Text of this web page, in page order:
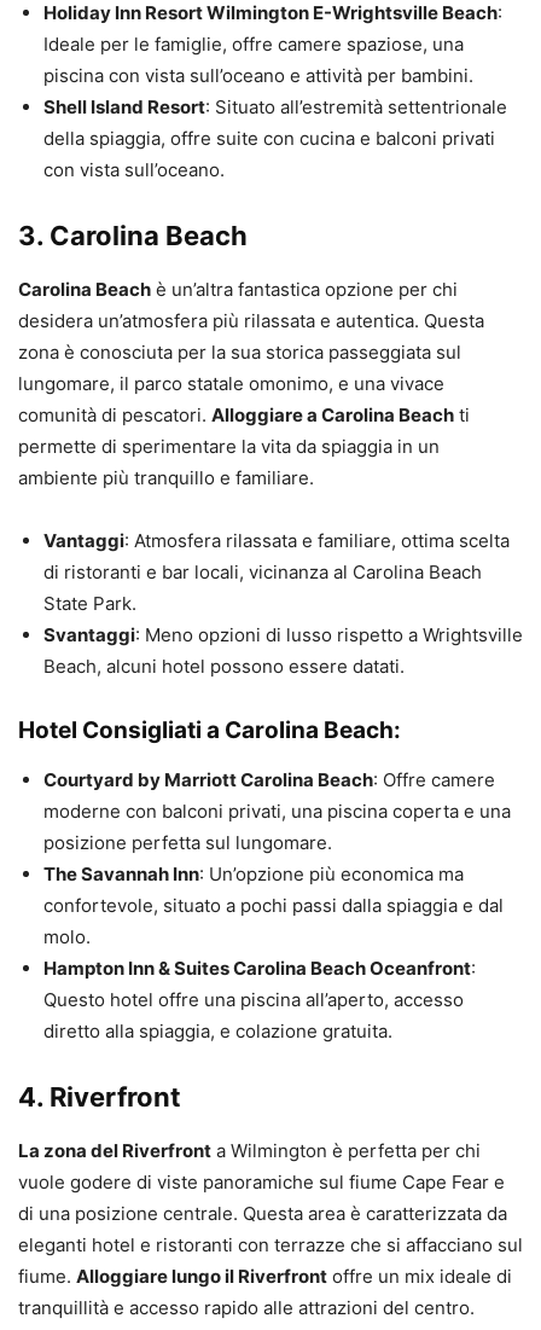
Holiday Inn Resort Wilmington E-Wrightsville Beach:
Ideale per le famiglie, offre camere spaziose, una
piscina con vista sull’oceano e attività per bambini.
Shell Island Resort: Situato all’estremità settentrionale
della spiaggia, offre suite con cucina e balconi privati
con vista sull’oceano.
3. Carolina Beach
Carolina Beach è un’altra fantastica opzione per chi
desidera un’atmosfera più rilassata e autentica. Questa
zona è conosciuta per la sua storica passeggiata sul
lungomare, il parco statale omonimo, e una vivace
comunità di pescatori. Alloggiare a Carolina Beach ti
permette di sperimentare la vita da spiaggia in un
ambiente più tranquillo e familiare.
Vantaggi: Atmosfera rilassata e familiare, ottima scelta
di ristoranti e bar locali, vicinanza al Carolina Beach
State Park.
Svantaggi: Meno opzioni di lusso rispetto a Wrightsville
Beach, alcuni hotel possono essere datati.
Hotel Consigliati a Carolina Beach:
Courtyard by Marriott Carolina Beach: Offre camere
moderne con balconi privati, una piscina coperta e una
posizione perfetta sul lungomare.
The Savannah Inn: Un’opzione più economica ma
confortevole, situato a pochi passi dalla spiaggia e dal
molo.
Hampton Inn & Suites Carolina Beach Oceanfront:
Questo hotel offre una piscina all’aperto, accesso
diretto alla spiaggia, e colazione gratuita.
4. Riverfront
La zona del Riverfront a Wilmington è perfetta per chi
vuole godere di viste panoramiche sul fiume Cape Fear e
di una posizione centrale. Questa area è caratterizzata da
eleganti hotel e ristoranti con terrazze che si affacciano sul
fiume. Alloggiare lungo il Riverfront offre un mix ideale di
tranquillità e accesso rapido alle attrazioni del centro.